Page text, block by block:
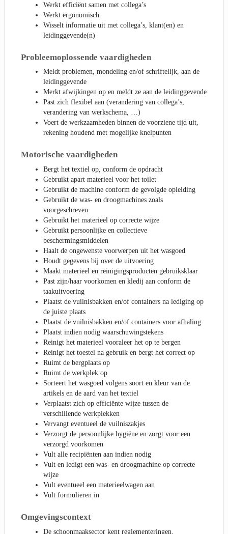
Werkt efficiënt samen met collega’s
Werkt ergonomisch
Wisselt informatie uit met collega’s, klant(en) en
leidinggevende(n)
Probleemoplossende vaardigheden
Meldt problemen, mondeling en/of schriftelijk, aan de
leidinggevende
Merkt afwijkingen op en meldt ze aan de leidinggevende
Past zich flexibel aan (verandering van collega’s,
verandering van werkschema, …)
Voert de werkzaamheden binnen de voorziene tijd uit,
rekening houdend met mogelijke knelpunten
Motorische vaardigheden
Bergt het textiel op, conform de opdracht
Gebruikt apart materieel voor het toilet
Gebruikt de machine conform de gevolgde opleiding
Gebruikt de was- en droogmachines zoals
voorgeschreven
Gebruikt het materieel op correcte wijze
Gebruikt persoonlijke en collectieve
beschermingsmiddelen
Haalt de ongewenste voorwerpen uit het wasgoed
Houdt gegevens bij over de uitvoering
Maakt materieel en reinigingsproducten gebruiksklaar
Past zijn/haar voorkomen en kledij aan conform de
taakuitvoering
Plaatst de vuilnisbakken en/of containers na lediging op
de juiste plaats
Plaatst de vuilnisbakken en/of containers voor afhaling
Plaatst indien nodig waarschuwingstekens
Reinigt het materieel vooraleer het op te bergen
Reinigt het toestel na gebruik en bergt het correct op
Ruimt de bergplaats op
Ruimt de werkplek op
Sorteert het wasgoed volgens soort en kleur van de
artikels en de aard van het textiel
Verplaatst zich op efficiënte wijze tussen de
verschillende werkplekken
Vervangt eventueel de vuilniszakjes
Verzorgt de persoonlijke hygiëne en zorgt voor een
verzorgd voorkomen
Vult alle recipiënten aan indien nodig
Vult en ledigt een was- en droogmachine op correcte
wijze
Vult eventueel een materieelwagen aan
Vult formulieren in
Omgevingscontext
De schoonmaaksector kent reglementeringen,